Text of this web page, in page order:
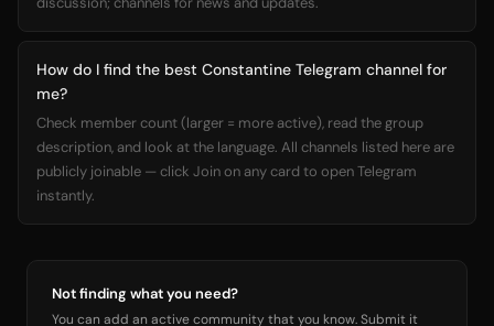
How do I find the best Constantine Telegram channel for
me?
Check member count (larger = more active), read the group
description, and look at the language. All channels listed here are
publicly joinable — click Join on any card to open Telegram
instantly.
Not finding what you need?
You can add an active community that you know. Submit it